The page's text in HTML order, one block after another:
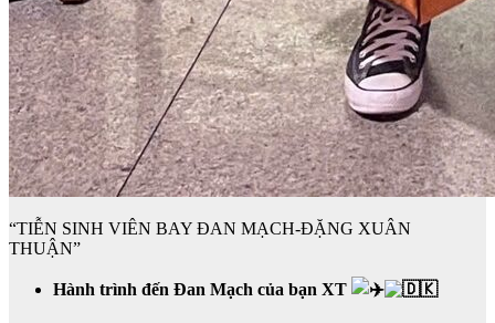
“TIỄN SINH VIÊN BAY ĐAN MẠCH-ĐẶNG XUÂN
THUẬN”
Hành trình đến Đan Mạch của bạn XT